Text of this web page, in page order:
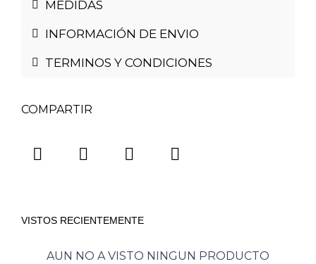
MEDIDAS
INFORMACIÓN DE ENVIO
TERMINOS Y CONDICIONES
COMPARTIR
VISTOS RECIENTEMENTE
AUN NO A VISTO NINGUN PRODUCTO